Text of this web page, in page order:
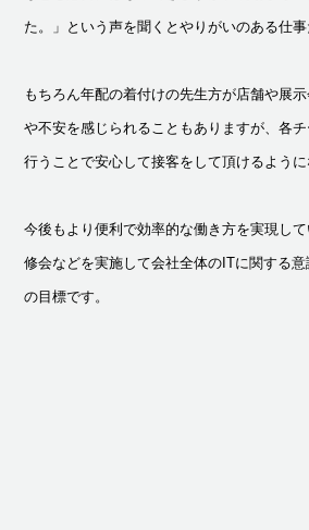
た。」という声を聞くとやりがいのある仕事
もちろん年配の着付けの先生方が店舗や展
や不安を感じられることもありますが、各
行うことで安心して接客をして頂けるように
今後もより便利で効率的な働き方を実現し
修会などを実施して会社全体のITに関する
の目標です。